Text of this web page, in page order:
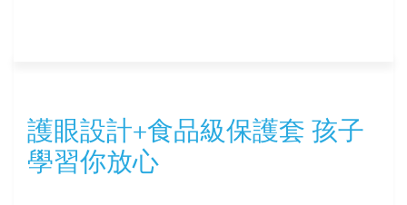
護眼設計+食品級保護套 孩子
學習你放心